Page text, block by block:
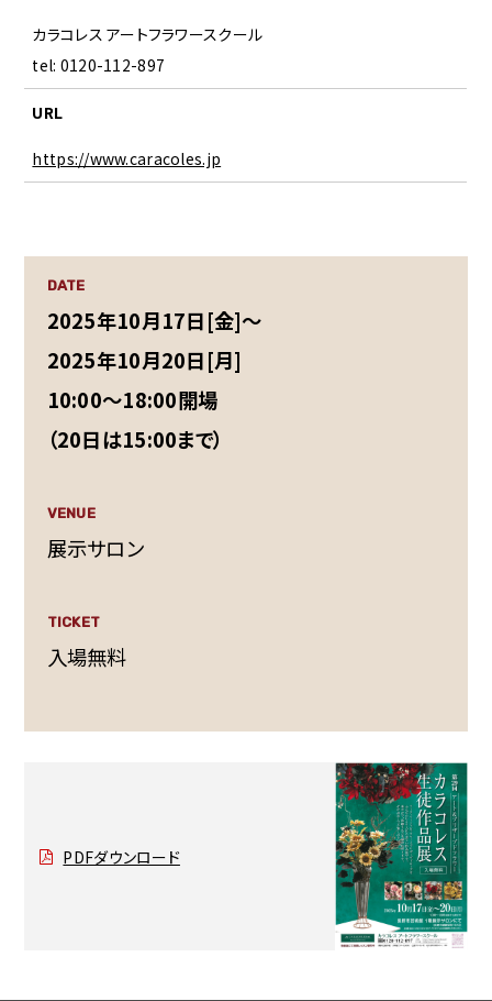
カラコレス アートフラワースクール
tel: 0120-112-897
URL
https://www.caracoles.jp
DATE
2025年10月17日[金]～
2025年10月20日[月]
10:00～18:00開場
（20日は15:00まで）
VENUE
展示サロン
TICKET
入場無料
PDFダウンロード